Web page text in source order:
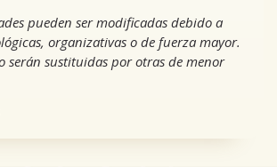
pueden ser modificadas debido a
organizativas o de fuerza mayor.
serán sustituidas por otras de menor